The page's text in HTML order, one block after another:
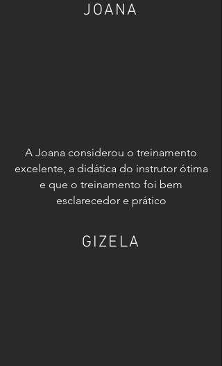
A Joana considerou o treinamento
excelente, a didática do instrutor ótima
e que o treinamento foi bem
esclarecedor e prático
GIZELA
JOANA